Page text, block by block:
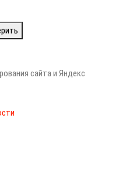
сайта и Яндекс